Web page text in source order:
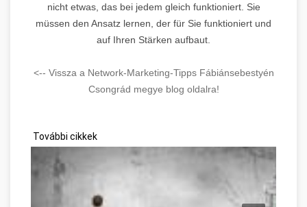
nicht etwas, das bei jedem gleich funktioniert. Sie
müssen den Ansatz lernen, der für Sie funktioniert und
auf Ihren Stärken aufbaut.
<-- Vissza a Network-Marketing-Tipps Fábiánsebestyén
Csongrád megye blog oldalra!
További cikkek